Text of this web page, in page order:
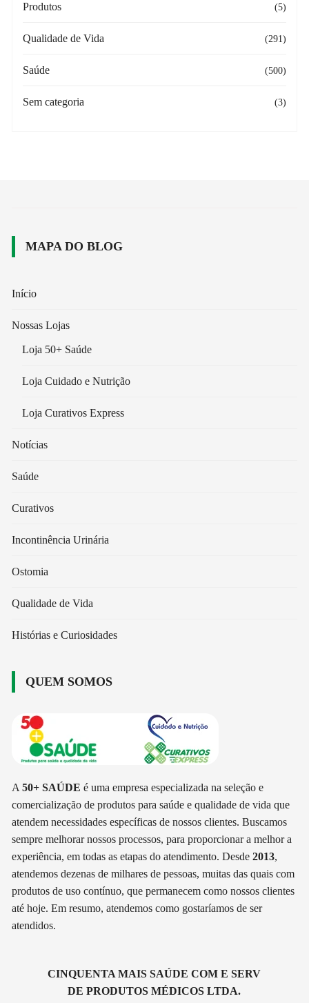
Produtos (5)
Qualidade de Vida (291)
Saúde (500)
Sem categoria (3)
MAPA DO BLOG
Início
Nossas Lojas
Loja 50+ Saúde
Loja Cuidado e Nutrição
Loja Curativos Express
Notícias
Saúde
Curativos
Incontinência Urinária
Ostomia
Qualidade de Vida
Histórias e Curiosidades
QUEM SOMOS
A50+ SAÚDE é uma empresa especializada na seleção e
comercialização de produtos para saúde e qualidade de vida que
atendem necessidades específicas de nossos clientes. Buscamos
sempre melhorar nossos processos, para proporcionar a melhor a
experiência, em todas as etapas do atendimento. Desde2013,
atendemos dezenas de milhares de pessoas, muitas das quais com
produtos de uso contínuo, que permanecem como nossos clientes
até hoje. Em resumo, atendemos como gostaríamos de ser
atendidos.
CINQUENTA MAIS SAÚDE COM E SERV
DE PRODUTOS MÉDICOS LTDA.